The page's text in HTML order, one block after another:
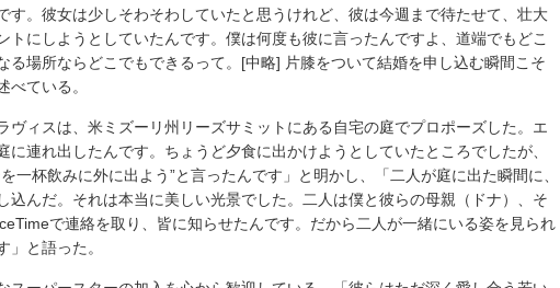
す。彼女は少しそわそわしていたと思うけれど、彼は今週まで待たせて、壮大
トにしようとしていたんです。僕は何度も彼に言ったんですよ、道端でもどこ
る場所ならどこでもできるって。[中略] 片膝をついて結婚を申し込む瞬間こそ
べている。
ィスは、米ミズーリ州リーズサミットにある自宅の庭でプロポーズした。エ
に連れ出したんです。ちょうど夕食に出かけようとしていたところでしたが、
一杯飲みに外に出よう”と言ったんです」と明かし、「二人が庭に出た瞬間に、
込んだ。それは本当に美しい光景でした。二人は僕と彼らの母親（ドナ）、そ
で連絡を取り、皆に知らせたんです。だから二人が一緒にいる姿を見られ
」と語った。